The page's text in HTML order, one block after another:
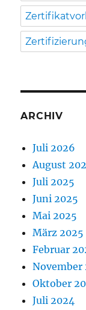
ARCHIV
Juli 2026
August
Juli 2025
Juni 2025
Mai 2025
März 2025
Februar
November
Oktober
Juli 2024